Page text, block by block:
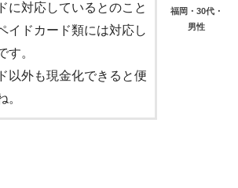
福岡・30代・
男性
に対応しているとのこと
イドカード類には対応し
す。
以外も現金化できると便
。